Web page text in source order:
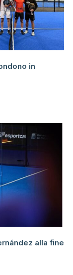
in
alla fine